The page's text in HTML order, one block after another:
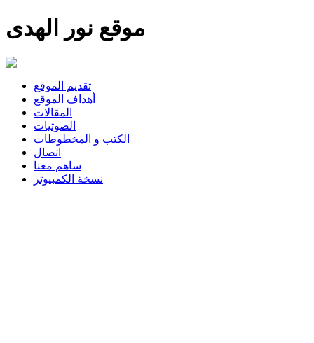
موقع نور الهدى
تقديم الموقع
أهداف الموقع
المقالات
الصوتيات
الكتب و المخطوطات
اتصال
ساهم معنا
نسخة الكمبيوتر